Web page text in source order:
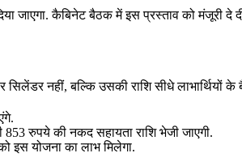
जाएगा. कैबिनेट बैठक में इस प्रस्ताव को मंजूरी दे
सिलेंडर नहीं, बल्कि उसकी राशि सीधे लाभार्थियों
रुपये की नकद सहायता राशि भेजी जाएगी.
इस योजना का लाभ मिलेगा.